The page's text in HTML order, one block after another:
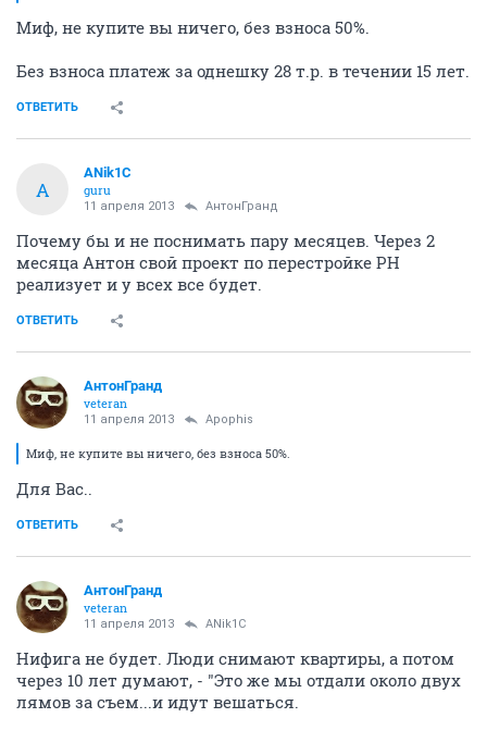
Миф, не купите вы ничего, без взноса 50%.
Без взноса платеж за однешку 28 т.р. в течении 15 лет.
ОТВЕТИТЬ
A
ANik1C
guru
11 апреля 2013 АнтонГранд
Почему бы и не поснимать пару месяцев. Через 2
месяца Антон свой проект по перестройке РН
реализует и у всех все будет.
ОТВЕТИТЬ
АнтонГранд
veteran
11 апреля 2013 Apophis
Миф, не купите вы ничего, без взноса 50%.
Для Вас..
ОТВЕТИТЬ
АнтонГранд
veteran
11 апреля 2013 ANik1C
Нифига не будет. Люди снимают квартиры, а потом
через 10 лет думают, - "Это же мы отдали около двух
лямов за съем...и идут вешаться.